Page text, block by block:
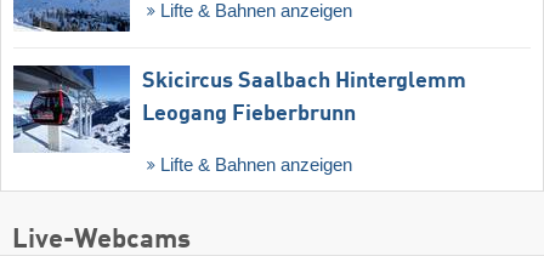
Lifte & Bahnen anzeigen
Skicircus Saalbach Hinterglemm
Leogang Fieberbrunn
Lifte & Bahnen anzeigen
Live-Webcams